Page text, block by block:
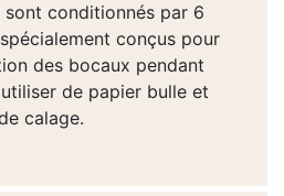
conditionnés par 6
conçus pour
des bocaux pendant
de papier bulle et
calage.